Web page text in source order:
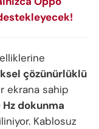
çözünürlüklü
ekrana sahip
dokunma
Kablosuz